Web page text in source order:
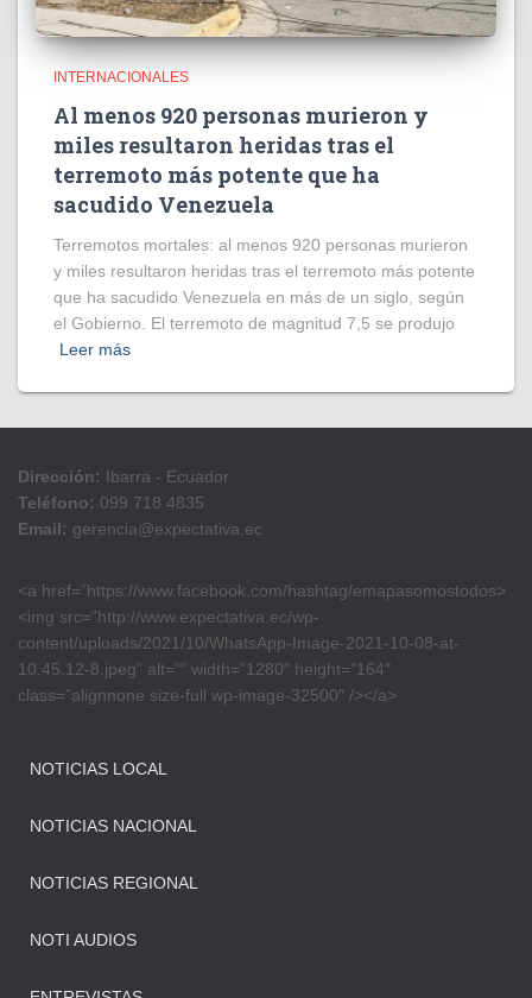
INTERNACIONALES
Al menos 920 personas murieron y
miles resultaron heridas tras el
terremoto más potente que ha
sacudido Venezuela
Terremotos mortales: al menos 920 personas murieron
y miles resultaron heridas tras el terremoto más potente
que ha sacudido Venezuela en más de un siglo, según
el Gobierno. El terremoto de magnitud 7,5 se produjo
Leer más
Dirección: Ibarra - Ecuador
Teléfono: 099 718 4835
Email: gerencia@expectativa.ec
<a href=”https://www.facebook.com/hashtag/emapasomostodos>
<img src=”http://www.expectativa.ec/wp-
content/uploads/2021/10/WhatsApp-Image-2021-10-08-at-
10.45.12-8.jpeg” alt=”” width=”1280″ height=”164″
class=”alignnone size-full wp-image-32500″ /></a>
NOTICIAS LOCAL
NOTICIAS NACIONAL
NOTICIAS REGIONAL
NOTI AUDIOS